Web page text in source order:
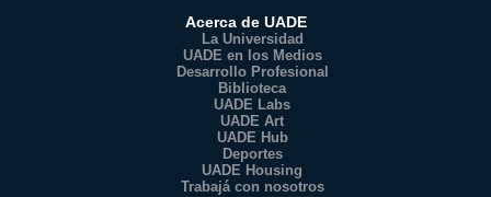
Acerca de UADE
La Universidad
UADE en los Medios
Desarrollo Profesional
Biblioteca
UADE Labs
UADE Art
UADE Hub
Deportes
UADE Housing
Trabajá con nosotros